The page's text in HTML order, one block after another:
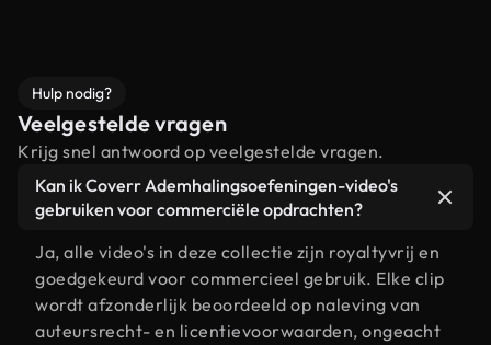
Hulp nodig?
Veelgestelde vragen
Krijg snel antwoord op veelgestelde vragen.
Kan ik Coverr Ademhalingsoefeningen-video's
gebruiken voor commerciële opdrachten?
Ja, alle video's in deze collectie zijn royaltyvrij en
goedgekeurd voor commercieel gebruik. Elke clip
wordt afzonderlijk beoordeeld op naleving van
auteursrecht- en licentievoorwaarden, ongeacht